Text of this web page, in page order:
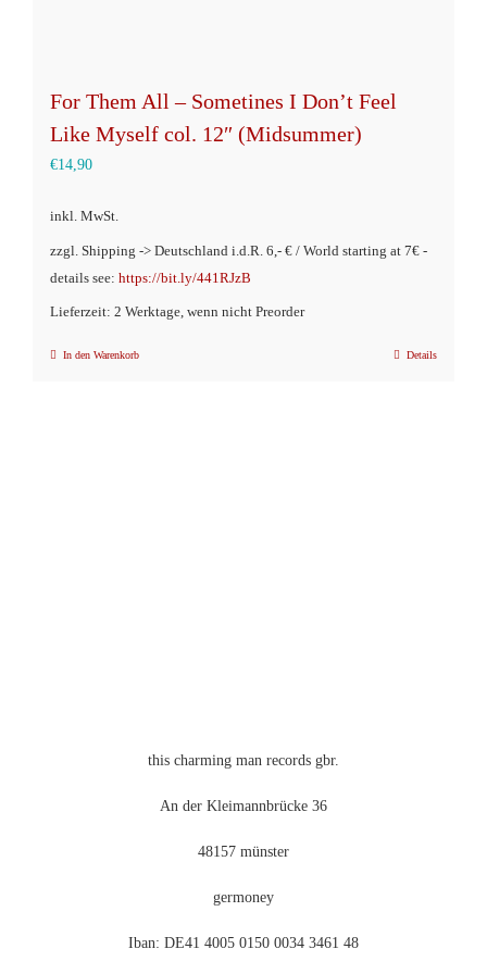
For Them All – Sometines I Don’t Feel
Like Myself col. 12″ (Midsummer)
€14,90
inkl. MwSt.
zzgl. Shipping -> Deutschland i.d.R. 6,- € / World starting at 7€ -
details see: https://bit.ly/441RJzB
Lieferzeit: 2 Werktage, wenn nicht Preorder
In den Warenkorb Details
this charming man records gbr.
An der Kleimannbrücke 36
48157 münster
germoney
Iban: DE41 4005 0150 0034 3461 48